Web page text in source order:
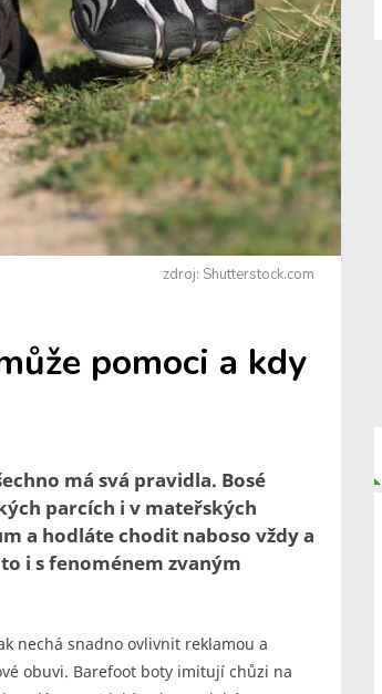
zdroj: Shutterstock.com
pomoci a kdy
má svá pravidla. Bosé
parcích i v mateřských
a hodláte chodit naboso vždy a
i s fenoménem zvaným
nechá snadno ovlivnit reklamou a
obuvi. Barefoot boty imitují chůzi na